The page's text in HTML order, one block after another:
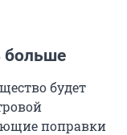
больше
будет
поправки